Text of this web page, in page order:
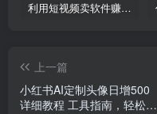
利用短视频卖软件赚钱，新手小白轻松月入10000+！
上一篇
小红书AI定制头像日增500
详细教程 工具指南，轻松打